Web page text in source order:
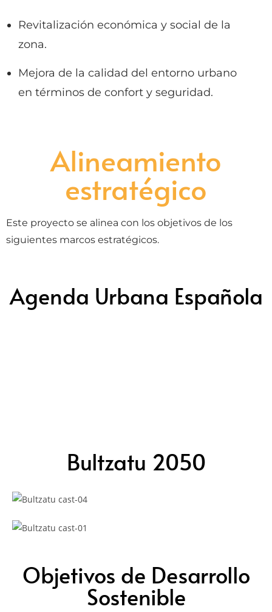
Revitalización económica y social de la
zona.
Mejora de la calidad del entorno urbano
en términos de confort y seguridad.
Alineamiento
estratégico
Este proyecto se alinea con los objetivos de los
siguientes marcos estratégicos.
Agenda Urbana Española
Bultzatu 2050
Objetivos de Desarrollo
Sostenible